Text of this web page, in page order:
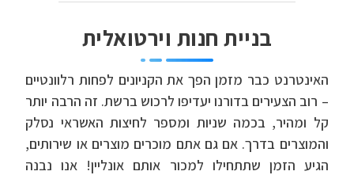
בניית חנות וירטואלית
האינטרנט כבר מזמן הפך את הקניונים לפחות רלוונטיים
– רוב הצעירים בדורנו יעדיפו לרכוש ברשת. זה הרבה יותר
קל ומהיר, בכמה שניות ומספר לחיצות האשראי נסלק
והמוצרים בדרך. אם גם אתם מוכרים מוצרים או שירותים,
הגיע הזמן שתתחילו למכור אותם אונליין! אנו נבנה